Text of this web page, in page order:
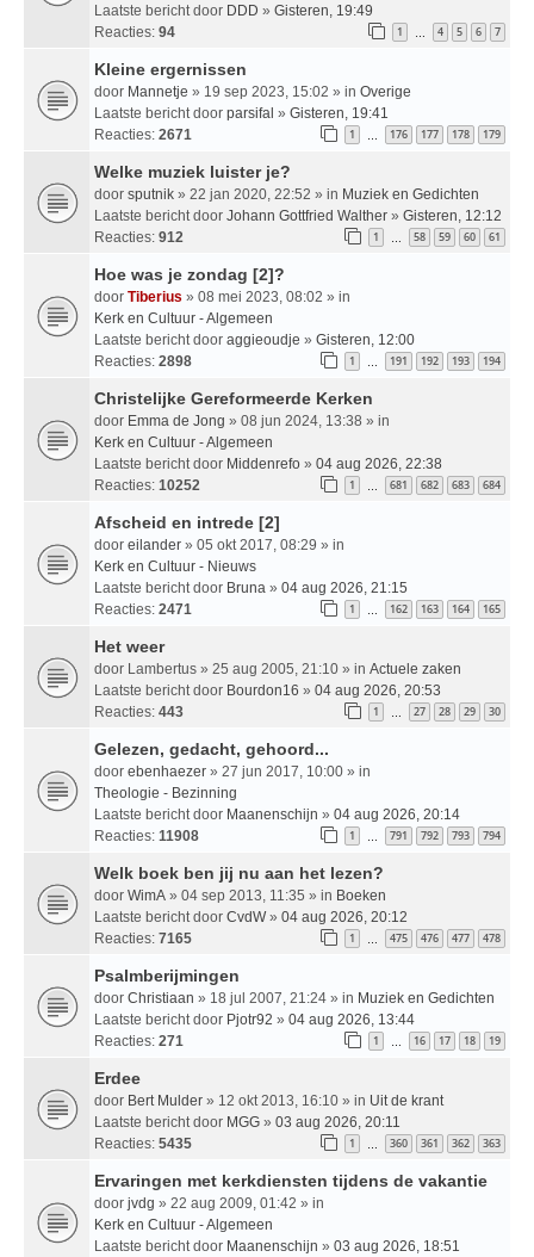
Laatste bericht door DDD » Gisteren, 19:49
Reacties: 94 1 … 4 5 6 7
Kleine ergernissen
door Mannetje » 19 sep 2023, 15:02 » in Overige
Laatste bericht door parsifal » Gisteren, 19:41
Reacties: 2671 1 … 176 177 178 179
Welke muziek luister je?
door sputnik » 22 jan 2020, 22:52 » in Muziek en Gedichten
Laatste bericht door Johann Gottfried Walther » Gisteren, 12:12
Reacties: 912 1 … 58 59 60 61
Hoe was je zondag [2]?
door Tiberius » 08 mei 2023, 08:02 » in
Kerk en Cultuur - Algemeen
Laatste bericht door aggieoudje » Gisteren, 12:00
Reacties: 2898 1 … 191 192 193 194
Christelijke Gereformeerde Kerken
door Emma de Jong » 08 jun 2024, 13:38 » in
Kerk en Cultuur - Algemeen
Laatste bericht door Middenrefo » 04 aug 2026, 22:38
Reacties: 10252 1 … 681 682 683 684
Afscheid en intrede [2]
door eilander » 05 okt 2017, 08:29 » in
Kerk en Cultuur - Nieuws
Laatste bericht door Bruna » 04 aug 2026, 21:15
Reacties: 2471 1 … 162 163 164 165
Het weer
door Lambertus » 25 aug 2005, 21:10 » in Actuele zaken
Laatste bericht door Bourdon16 » 04 aug 2026, 20:53
Reacties: 443 1 … 27 28 29 30
Gelezen, gedacht, gehoord...
door ebenhaezer » 27 jun 2017, 10:00 » in
Theologie - Bezinning
Laatste bericht door Maanenschijn » 04 aug 2026, 20:14
Reacties: 11908 1 … 791 792 793 794
Welk boek ben jij nu aan het lezen?
door WimA » 04 sep 2013, 11:35 » in Boeken
Laatste bericht door CvdW» 04 aug 2026, 20:12
Reacties: 7165 1 … 475 476 477 478
Psalmberijmingen
door Christiaan » 18 jul 2007, 21:24 » in Muziek en Gedichten
Laatste bericht door Pjotr92 » 04 aug 2026, 13:44
Reacties: 271 1 … 16 17 18 19
Erdee
door Bert Mulder » 12 okt 2013, 16:10 » in Uit de krant
Laatste bericht door MGG » 03 aug 2026, 20:11
Reacties: 5435 1 … 360 361 362 363
Ervaringen met kerkdiensten tijdens de vakantie
door jvdg » 22 aug 2009, 01:42 » in
Kerk en Cultuur - Algemeen
Laatste bericht door Maanenschijn » 03 aug 2026, 18:51